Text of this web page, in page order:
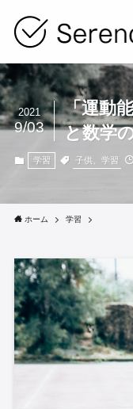
「運動
と数学
2021
9/03
学習 子供、学習
ホーム 学習